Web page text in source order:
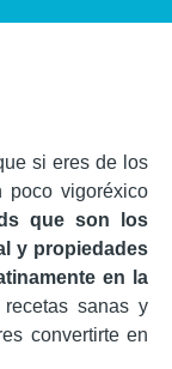
si eres de los
vigoréxico
que son los
y propiedades
en la
sanas y
convertirte en